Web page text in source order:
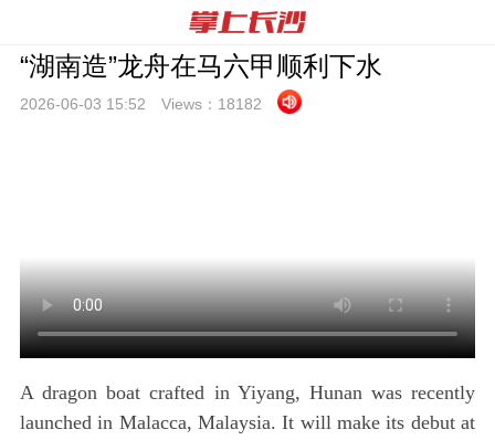
“湖南造”龙舟在马六甲顺利下水
2026-06-03 15:52 Views： 18182
A dragon boat crafted in Yiyang, Hunan was recently
launched in Malacca, Malaysia. It will make its debut at